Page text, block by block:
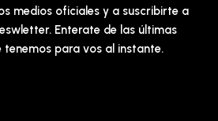
medios oficiales y a suscribirte a
Enterate de las últimas
tenemos para vos al instante.